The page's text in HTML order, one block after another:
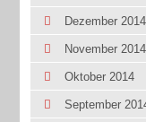
Dezember 2014
November 2014
Oktober 2014
September